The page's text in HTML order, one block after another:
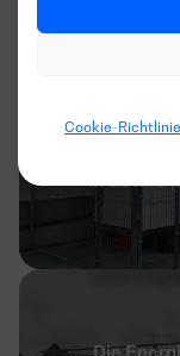
Cookie-Richtlinie
Mit einem
Die